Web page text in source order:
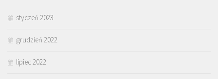
styczeń 2023
grudzień 2022
lipiec 2022